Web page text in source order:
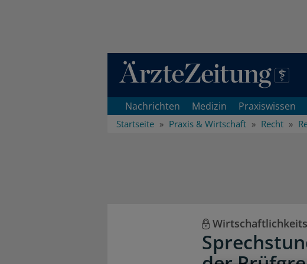
Direkt zum Inhaltsbereich
Nachrichten Medizin Praxiswissen
Startseite Praxis & Wirtschaft Recht